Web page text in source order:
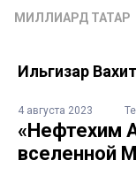
МИЛЛИАРД ТАТАР
Ильгизар
4 августа 2023
«Нефтехим
вселенной